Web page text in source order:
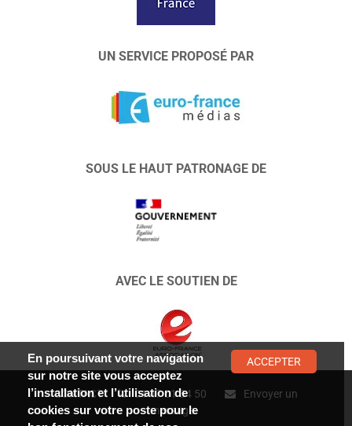
UN SERVICE PROPOSÉ PAR
SOUS LE HAUT PATRONAGE DE
AVEC LE SOUTIEN DE
CONTACT : 01 47 01 34 50
Envoyer un
message
En poursuivant votre navigation
sur notre site vous acceptez
l’installation et l’utilisation de
cookies sur votre poste pour le
ACCEPTER